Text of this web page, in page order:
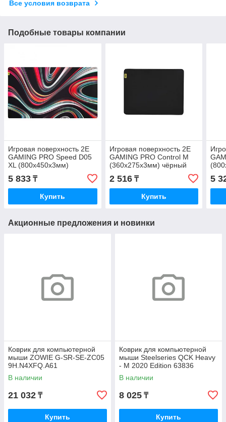
Все условия возврата
Подобные товары компании
Игровая поверхность 2E
GAMING PRO Speed D05
XL (800x450x3мм)
многоцветный 2E-SPEED-
XL-D05-PRO
5 833 ₸
Купить
Игровая поверхность 2E
GAMING PRO Control M
(360x275x3мм) чёрный
2E-CONTROL-M-BK-PRO
2 516₸
Купить
5
Акционные предложения и новинки
Коврик для компьютерной
мыши ZOWIE G-SR-SE-ZC05
9H.N4XFQ.A61
В наличии
21 032 ₸
Купить
Коврик для компьютерной
мыши Steelseries QCK Heavy
- M 2020 Edition 63836
В наличии
8 025 ₸
Купить